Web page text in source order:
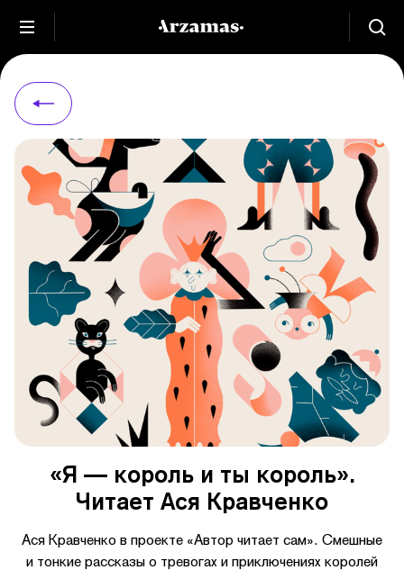
«Я — король и ты король».
Читает Ася Кравченко
Ася Кравченко в проекте «Автор читает сам». Смешные
и тонкие рассказы о тревогах и приключениях королей